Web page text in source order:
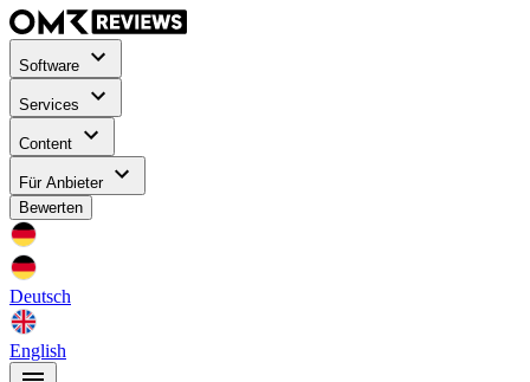
Software
Services
Content
Für Anbieter
Bewerten
Deutsch
English